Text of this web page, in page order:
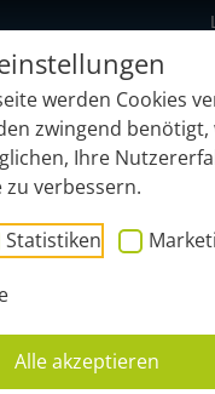
werden Cookies
zwingend benötigt,
Ihre
verbessern.
Statistiken
Alle akzeptieren